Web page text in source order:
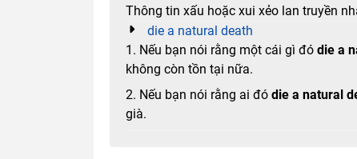
Thông tin xấu hoặc xui xẻo lan truyền
die a natural death
1. Nếu bạn nói rằng một cái gì đó die a
không còn tồn tại nữa.
2. Nếu bạn nói rằng ai đó die a natural
già.